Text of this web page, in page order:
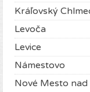
Kráľovský
Levoča
Levice
Námestovo
Nové Mesto nad